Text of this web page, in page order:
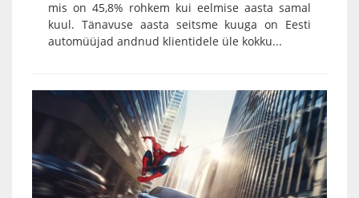
mis on 45,8% rohkem kui eelmise aasta samal
kuul. Tänavuse aasta seitsme kuuga on Eesti
automüüjad andnud klientidele üle kokku...